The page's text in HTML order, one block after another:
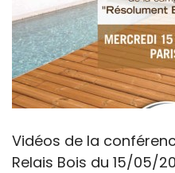
Vidéos de la
Relais Bois du 15/05/